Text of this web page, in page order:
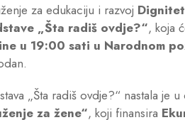
za edukaciju i razvoj Dignitet
„Šta radiš ovdje?“, koja
u 19:00 sati u Narodnom
„Šta radiš ovdje?“ nastala je
za žene“, koji finansira